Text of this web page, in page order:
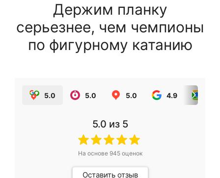
Держим планку
серьезнее, чем чемпионы
по фигурному катанию
5.0 5.0 5.0 4.9
5.0 из 5
На основе 945оценок
Оставить отзыв